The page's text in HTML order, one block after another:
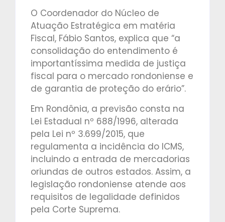
O Coordenador do Núcleo de
Atuação Estratégica em matéria
Fiscal, Fábio Santos, explica que “a
consolidação do entendimento é
importantíssima medida de justiça
fiscal para o mercado rondoniense e
de garantia de proteção do erário”.
Em Rondônia, a previsão consta na
Lei Estadual nº 688/1996, alterada
pela Lei nº 3.699/2015, que
regulamenta a incidência do ICMS,
incluindo a entrada de mercadorias
oriundas de outros estados. Assim, a
legislação rondoniense atende aos
requisitos de legalidade definidos
pela Corte Suprema.